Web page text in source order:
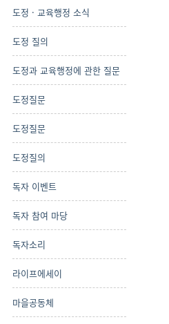
도정 · 교육행정 소식
도정 질의
도정과 교육행정에 관한 질문
도정질문
도정질문
도정질의
독자 이벤트
독자 참여 마당
독자소리
라이프에세이
마을공동체